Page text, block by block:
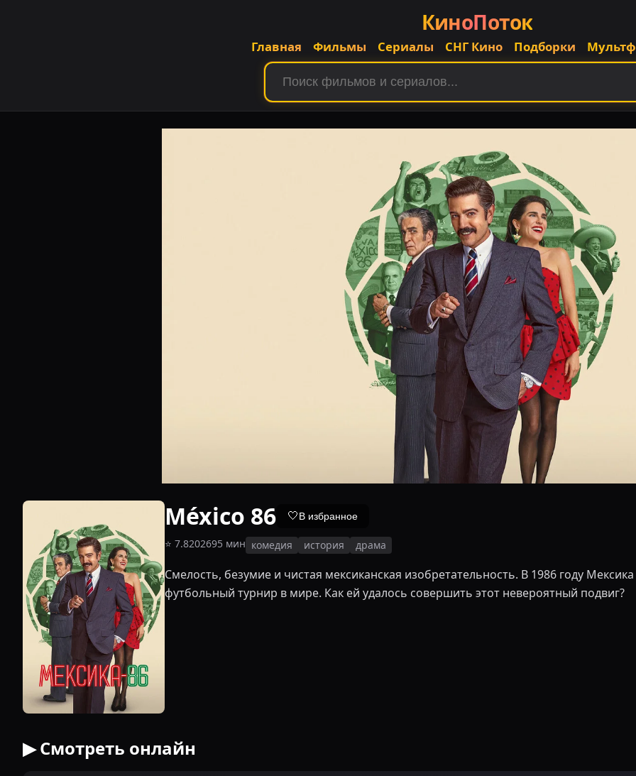
КиноПоток
Главная Фильмы Сериалы СНГ Кино Подборки
México 86 🤍В избранное
⭐ 7.8202695 мин комедия история драма
Смелость, безумие и чистая мексиканская изобретательность. В 1986 году
футбольный турнир в мире. Как ей удалось совершить этот невероятный подвиг?
▶ Смотреть онлайн